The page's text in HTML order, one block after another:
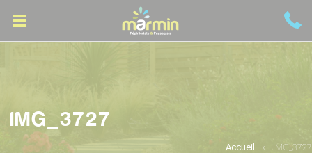
IMG_3727
Accueil IMG_3727